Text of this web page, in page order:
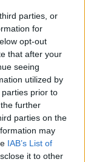
parties, or
for
opt-out
that after your
seeing
utilized by
prior to
further
parties on the
may
IAB’s List of
it to other
ήταν
δικαίωμα
μπορεί
μαζί του
στην
Θεός μάς
ο